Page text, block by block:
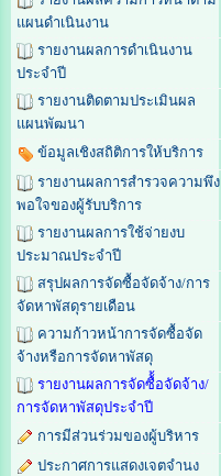
แผนดำเนินงาน
รายงานผลการดำเนินงาน
ประจำปี
รายงานติดตามประเมินผล
แผนพัฒนา
ข้อมูลเชิงสถิติการให้บริการ
รายงานผลการสำรวจความพึง
พอใจของผู้รับบริการ
รายงานผลการใช้จ่ายงบ
ประมาณประจำปี
สรุปผลการจัดซื้อจัดจ้าง/การ
จัดหาพัสดุรายเดือน
ความก้าวหน้าการจัดซื้อจัด
จ้างหรือการจัดหาพัสดุ
รายงานผลการจัดซื้้อจัดจ้าง/
การจัดหาพัสดุประจำปี
การมีส่วนร่วมของผู้บริหาร
ประกาศการแสดงเจตจำนง